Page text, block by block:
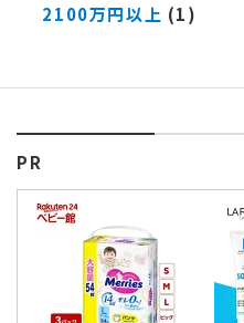
2100万円以上 (1)
PR